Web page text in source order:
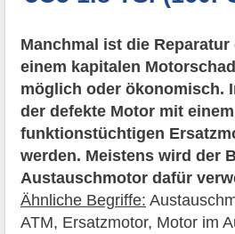
Manchmal ist die
einem kapitalen
möglich oder ökonomisch.
der defekte Motor mit einem
funktionstüchtigen
werden. Meistens wird der
Austauschmotor dafür
Ähnliche Begriffe:
ATM, Ersatzmotor, Motor im